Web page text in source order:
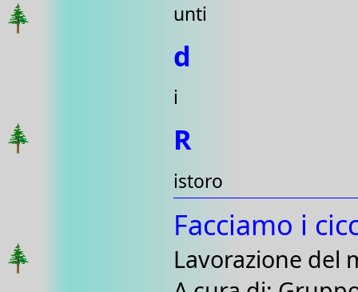
unti
d
i
R
istoro
Facciamo i
Lavorazione del